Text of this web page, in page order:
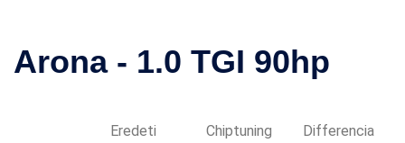
Arona - 1.0 TGI 90hp
Eredeti
Chiptuning
Differencia